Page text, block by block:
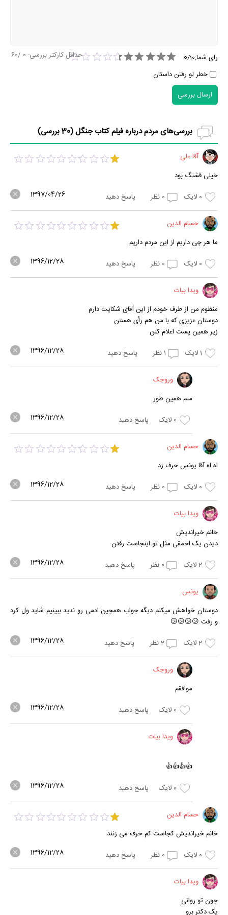
رای شما: 0/10
خطر لو رفتن داستان
حداقل کارکتر بررسی: 0
/60
ارسال بررسی
بررسی‌های مردم درباره فیلم کتاب جنگل (30بررسی)
آقا علی
خیلی قشنگ بود
0 لایک 0 نظر پاسخ دهید 1397/04/26
حسام الدین
ما هر چی داریم از این مردم داریم
0 لایک 0 نظر پاسخ دهید 1396/12/28
ویدا بیات
منظوم من از طرف خودم از این آقای شکایت دارم
دوستان عزیزی که با من هم رأی هستن
زیر همین پست اعلام کنن
1لایک 1نظر پاسخ دهید 1396/12/28
وروجک
منم همین طور
0 لایک پاسخ دهید 1396/12/28
حسام الدین
اه اه آقا یونس حرف زد
0 لایک 0 نظر پاسخ دهید 1396/12/28
ویدا بیات
خانم خیراندیش
دیدن یک احمقی مثل تو اینجاست رفتن
2لایک 0 نظر پاسخ دهید 1396/12/28
یونس
دوستان خواهش میکنم دیگه جواب همچین ادمی رو ندید ببینیم شاید ول کرد
و رفت 😕😕😕😕
2لایک 2نظر پاسخ دهید 1396/12/28
وروجک
موافقم
0 لایک پاسخ دهید 1396/12/28
ویدا بیات
👍👍👍👍
0 لایک پاسخ دهید 1396/12/28
حسام الدین
خانم خیراندیش کجاست کم حرف می زنند
0 لایک 0 نظر پاسخ دهید 1396/12/28
ویدا بیات
چون تو روانی
یک دکتر برو